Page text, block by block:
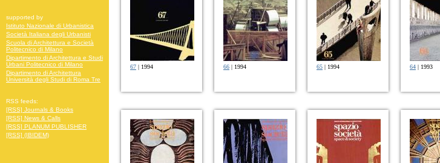
67 | 1994 66 | 1994 65 | 1994 64 | 1993
supported by
Istituto Nazionale di Urbanistica
Società Italiana degli Urbanisti
Scuola di Architettura e Società
Politecnico di Milano
Dipartimento di Architettura e Studi
Urbani Politecnico di Milano
Dipartimento di Architettura
Università degli Studi di Roma Tre
RSS feeds:
[RSS] Journals & Books
[RSS] News & Calls
[RSS] PLANUM PUBLISHER
[RSS] (IBIDEM)